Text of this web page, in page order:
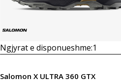
Ngjyrat e disponueshme:1
Salomon X ULTRA 360 GTX